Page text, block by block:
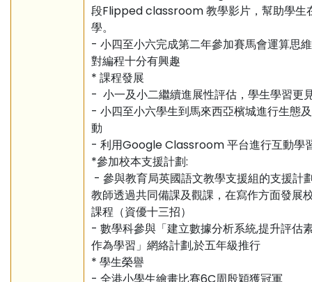
段Flipped classroom 教學影片，幫助學生
學。
- 小四至小六完成第二年參加賽馬會運算思
對編程十分有興趣
* 課程發展
- 小一及小二繼續進展性評估，學生學習更
- 小四至小六學生到馬來西亞檳城進行生態
動
- 利用Google Classroom 平台進行互動學
*參加校本支援計劃:
- 參與教育局英國語文教學支援組的支援計
教師透過共同備課及觀課，在寫作方面發展
課程（資優十三招）
- 數學科參與「建立數據分析系統,提升評估
作為學習」網絡計劃,於五年級推行
* 學生榮譽